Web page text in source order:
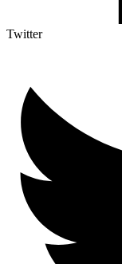
Twitter